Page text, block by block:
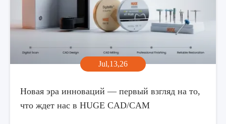
Jul,13,26
Новая эра инноваций — первый взгляд на то,
что ждет нас в HUGE CAD/CAM